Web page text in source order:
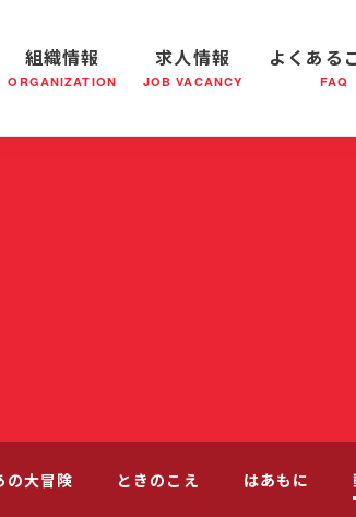
の成り立ち 軍隊形式について 私た
社会鍋物語 音楽活動 救世軍
組織情報
ORGANIZATION
全国の小隊(教会)等について 医療・社
求人情報
JOB VACANCY
よくある
FAQ
の大冒険 ときのこえ はあもに